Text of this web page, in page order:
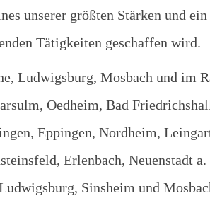
unserer größten Stärken und
Tätigkeiten geschaffen wird.
Ludwigsburg, Mosbach und im
Oedheim, Bad
Eppingen, Nordheim,
Erlenbach, Neuenstadt
Sinsheim und